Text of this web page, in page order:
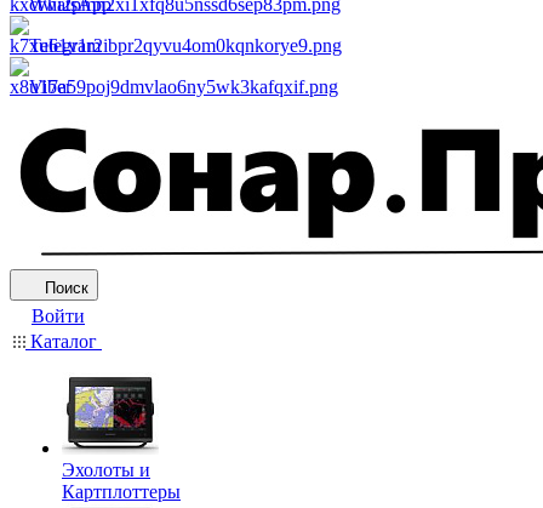
WhatsApp
Telegram
Viber
Поиск
Войти
Каталог
Эхолоты и
Картплоттеры